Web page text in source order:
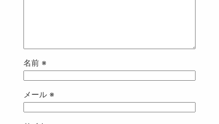
名前 ※
メール ※